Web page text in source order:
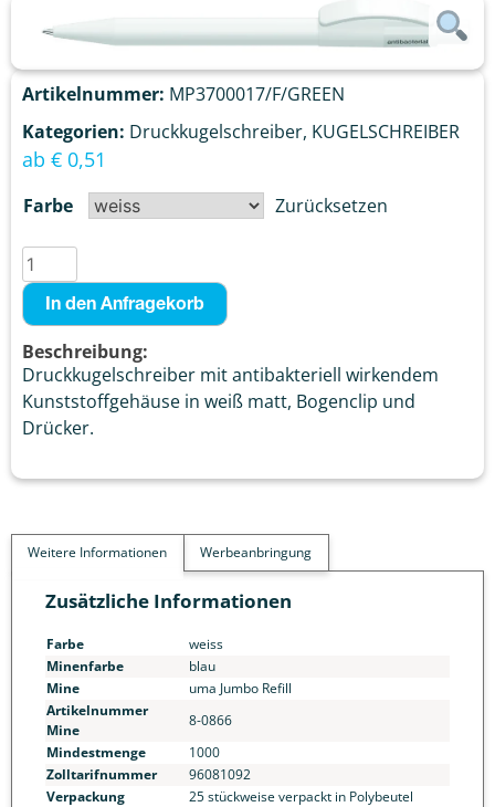
Artikelnummer: MP3700017/F/GREEN
Kategorien: Druckkugelschreiber, KUGELSCHREIBER
ab € 0,51
Farbe Zurücksetzen
In den Anfragekorb
Beschreibung:
Druckkugelschreiber mit antibakteriell wirkendem
Kunststoffgehäuse in weiß matt, Bogenclip und
Drücker.
Weitere Informationen Werbeanbringung
Zusätzliche Informationen
Farbe
weiss
Minenfarbe
blau
Mine
uma Jumbo Refill
Artikelnummer
Mine
8-0866
Mindestmenge
1000
Zolltarifnummer
96081092
Verpackung
25 stückweise verpackt in Polybeutel